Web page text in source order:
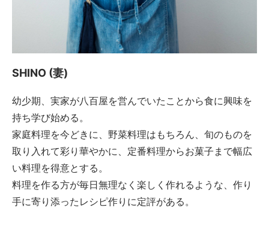
SHINO (妻)
幼少期、実家が八百屋を営んでいたことから食に興味を
持ち学び始める。
家庭料理を今どきに、野菜料理はもちろん、旬のものを
取り入れて彩り華やかに、定番料理からお菓子まで幅広
い料理を得意とする。
料理を作る方が毎日無理なく楽しく作れるような、作り
手に寄り添ったレシピ作りに定評がある。